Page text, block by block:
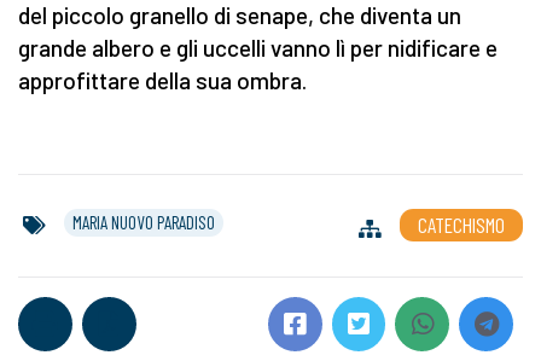
del piccolo granello di senape, che diventa un
grande albero e gli uccelli vanno lì per nidificare e
approfittare della sua ombra.
MARIA NUOVO PARADISO CATECHISMO